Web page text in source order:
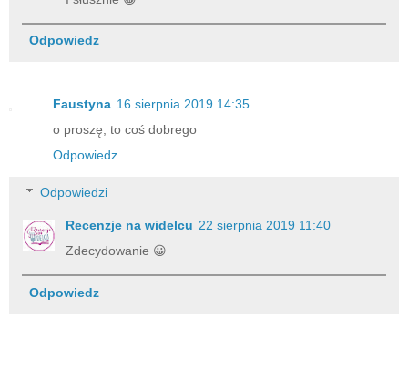
Odpowiedz
Faustyna 16 sierpnia 2019 14:35
o proszę, to coś dobrego
Odpowiedz
Odpowiedzi
Recenzje na widelcu 22 sierpnia 2019 11:40
Zdecydowanie 😀
Odpowiedz